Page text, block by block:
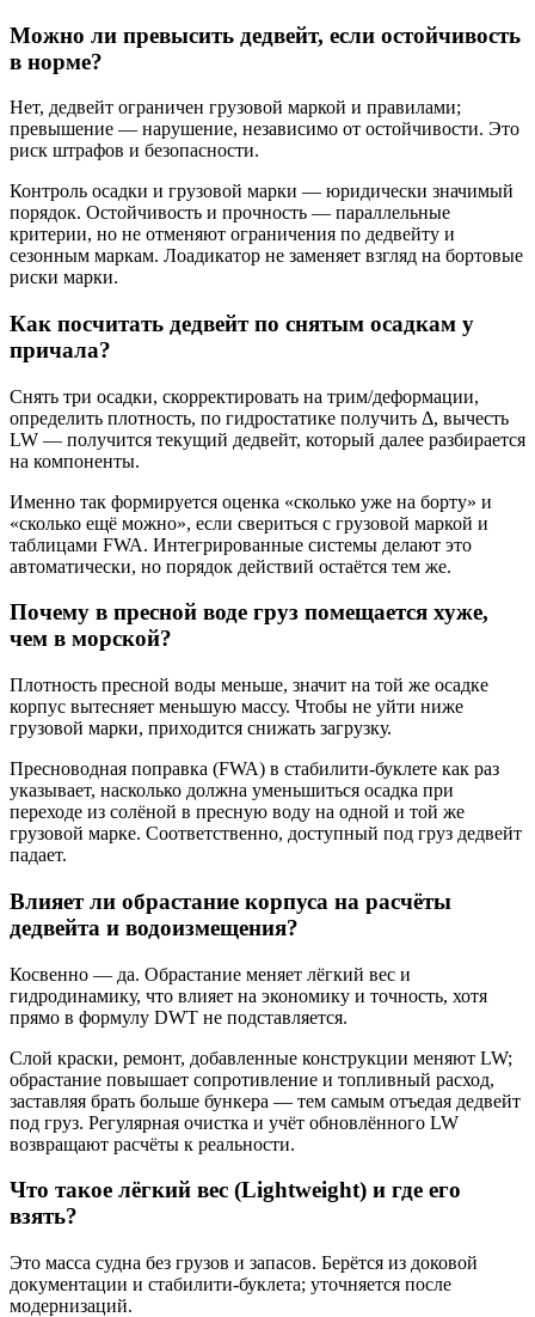
Можно ли превысить дедвейт, если остойчивость
в норме?
Нет, дедвейт ограничен грузовой маркой и правилами;
превышение — нарушение, независимо от остойчивости. Это
риск штрафов и безопасности.
Контроль осадки и грузовой марки — юридически значимый
порядок. Остойчивость и прочность — параллельные
критерии, но не отменяют ограничения по дедвейту и
сезонным маркам. Лоадикатор не заменяет взгляд на бортовые
риски марки.
Как посчитать дедвейт по снятым осадкам у
причала?
Снять три осадки, скорректировать на трим/деформации,
определить плотность, по гидростатике получить Δ, вычесть
LW — получится текущий дедвейт, который далее разбирается
на компоненты.
Именно так формируется оценка «сколько уже на борту» и
«сколько ещё можно», если свериться с грузовой маркой и
таблицами FWA. Интегрированные системы делают это
автоматически, но порядок действий остаётся тем же.
Почему в пресной воде груз помещается хуже,
чем в морской?
Плотность пресной воды меньше, значит на той же осадке
корпус вытесняет меньшую массу. Чтобы не уйти ниже
грузовой марки, приходится снижать загрузку.
Пресноводная поправка (FWA) в стабилити‑буклете как раз
указывает, насколько должна уменьшиться осадка при
переходе из солёной в пресную воду на одной и той же
грузовой марке. Соответственно, доступный под груз дедвейт
падает.
Влияет ли обрастание корпуса на расчёты
дедвейта и водоизмещения?
Косвенно — да. Обрастание меняет лёгкий вес и
гидродинамику, что влияет на экономику и точность, хотя
прямо в формулу DWT не подставляется.
Слой краски, ремонт, добавленные конструкции меняют LW;
обрастание повышает сопротивление и топливный расход,
заставляя брать больше бункера — тем самым отъедая дедвейт
под груз. Регулярная очистка и учёт обновлённого LW
возвращают расчёты к реальности.
Что такое лёгкий вес (Lightweight) и где его
взять?
Это масса судна без грузов и запасов. Берётся из доковой
документации и стабилити‑буклета; уточняется после
модернизаций.